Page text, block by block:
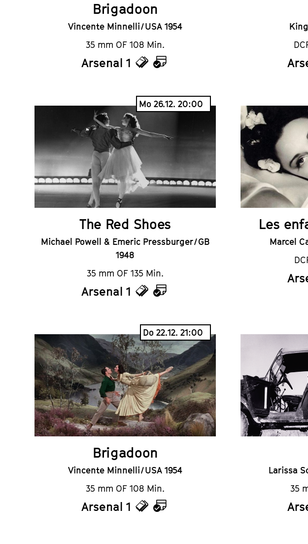
Brigadoon
Vincente Minnelli / USA 1954
35 mm OF 108 Min.
Arsenal 1
TicketsKalender
Mo 26.12. 20:00
The Red Shoes
Michael Powell & Emeric Pressburger / GB
1948
35 mm OF 135 Min.
Arsenal 1
TicketsKalender
Les
Marcel
Do 22.12. 21:00
Brigadoon
Vincente Minnelli / USA 1954
35 mm OF 108 Min.
Arsenal 1
TicketsKalender
Larissa
35